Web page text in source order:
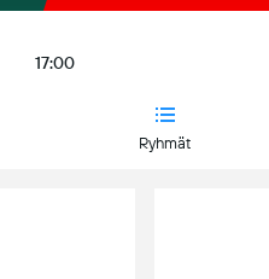
17:00
Ryhmät